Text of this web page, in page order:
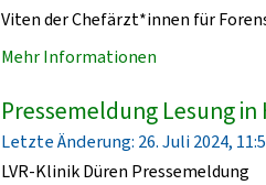
Viten der Chefärzt*innen für
Mehr Informationen
Pressemeldung Lesung in
Letzte Änderung: 26. Juli 2024,
LVR-Klinik Düren Pressemeldung